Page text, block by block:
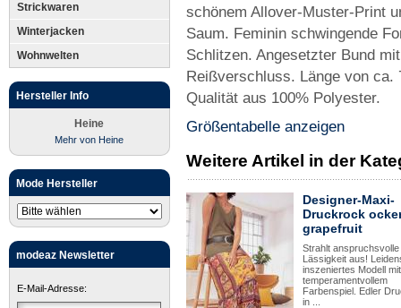
Strickwaren
Winterjacken
Wohnwelten
Hersteller Info
Heine
Mehr von Heine
Mode Hersteller
modeaz Newsletter
E-Mail-Adresse:
schönem Allover-Muster-Print
Saum. Feminin schwingende
Schlitzen. Angesetzter Bund
Reißverschluss. Länge von
Qualität aus 100% Polyester.
Größentabelle anzeigen
Weitere Artikel in der
Designer-Maxi-
Druckrock
grapefruit
Strahlt anspruchsvolle
Lässigkeit aus!
inszeniertes Modell mit
temperamentvollem
Farbenspiel. Edler
in ...